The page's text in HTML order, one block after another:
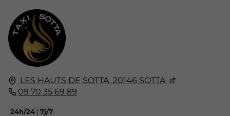
LES HAUTS DE SOTTA,20146 SOTTA
09 70 35 69 89
24h/24 |7j/7